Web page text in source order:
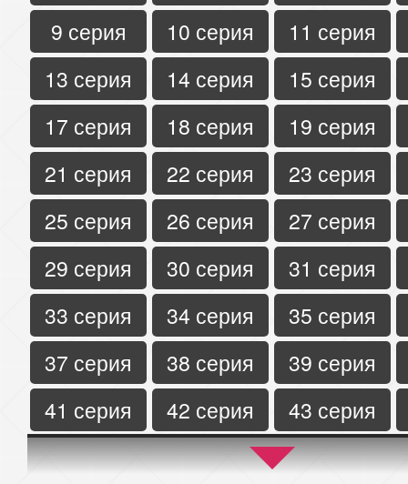
9 серия
10 серия
11 серия
13 серия
14 серия
15 серия
17 серия
18 серия
19 серия
21 серия
22 серия
23 серия
25 серия
26 серия
27 серия
29 серия
30 серия
31 серия
33 серия
34 серия
35 серия
37 серия
38 серия
39 серия
41 серия
42 серия
43 серия
45 серия
46 серия
47 серия